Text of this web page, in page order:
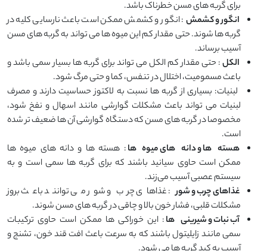
برای گربه‌ های مسن خطرناک باشد.
انگور و کشمش : انگور و کشمش ممکن است باعث نارسایی کلیه در
گربه ‌ها شوند. حتی مقدار کم این میوه‌ ها می ‌تواند به گربه‌ های مسن
آسیب برساند.
الکل: حتی مقدار کم الکل می ‌تواند برای گربه‌ ها بسیار سمی باشد و
باعث مسمومیت، اختلال در تنفس، کما و حتی مرگ شود.
لبنیات: بسیاری از گربه‌ ها نسبت به لاکتوز حساسیت دارند و مصرف
لبنیات می ‌تواند باعث مشکلات گوارشی مانند اسهال و نفخ شود،
مخصوصا در گربه ‌های مسن که دستگاه گوارشی آن ‌ها ضعیف ‌تر شده
است.
هسته‌ ها و دانه ‌های میوه ‌ها: هسته ‌ها و دانه‌ های میوه ‌ها
ممکن است حاوی سیانید باشند که برای گربه ‌ها سمی است و به
سیستم عصبی آسیب می‌زند.
غذاهای چرب و شور : غذاهای چرب و شور می ‌توانند باعث بروز
مشکلات قلبی، فشار خون بالا و چاقی در گربه‌ های مسن شوند.
آب نبات و شیرینی ‌ها: این خوراکی ‌ها ممکن است حاوی ترکیبات
سمی مانند زایلیتول باشند که به سرعت باعث افت قند خون، تشنج و